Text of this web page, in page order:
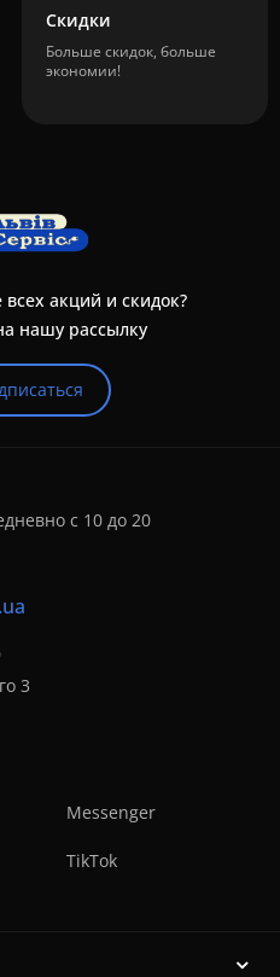
Скидки
Больше скидок, больше
экономии!
акций и скидок?
нашу рассылку
с 10 до 20
3
Messenger
TikTok